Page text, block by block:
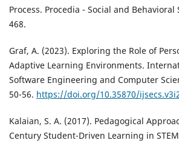
Process. Procedia - Social and Behavioral
468.
Graf, A. (2023). Exploring the Role of
Adaptive Learning Environments.
Software Engineering and Computer
50-56. https://doi.org/10.35870/
Kalaian, S. A. (2017). Pedagogical
Century Student-Driven Learning in